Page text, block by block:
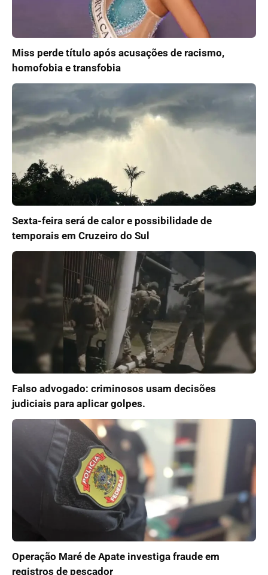
Miss perde título após acusações de racismo,
homofobia e transfobia
Sexta-feira será de calor e possibilidade de
temporais em Cruzeiro do Sul
Falso advogado: criminosos usam decisões
judiciais para aplicar golpes.
Operação Maré de Apate investiga fraude em
registros de pescador